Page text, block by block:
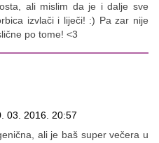
ali mislim da je i dalje sve
izvlači i liječi! :) Pa zar nije
po tome! <3
03. 2016. 20:57
ali je baš super večera u